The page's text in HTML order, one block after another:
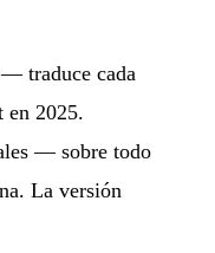
traduce cada
en 2025.
— sobre todo
La versión